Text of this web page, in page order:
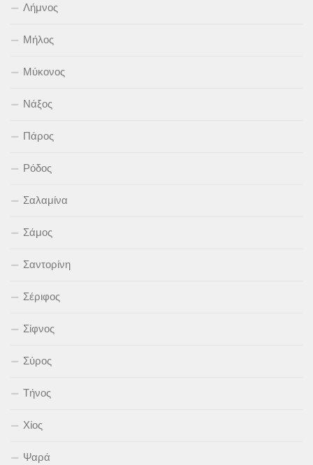
Λήμνος
Μήλος
Μύκονος
Νάξος
Πάρος
Ρόδος
Σαλαμίνα
Σάμος
Σαντορίνη
Σέριφος
Σίφνος
Σύρος
Τήνος
Χίος
Ψαρά